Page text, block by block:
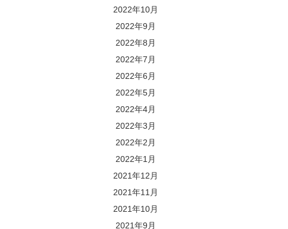
2022年10月
2022年9月
2022年8月
2022年7月
2022年6月
2022年5月
2022年4月
2022年3月
2022年2月
2022年1月
2021年12月
2021年11月
2021年10月
2021年9月